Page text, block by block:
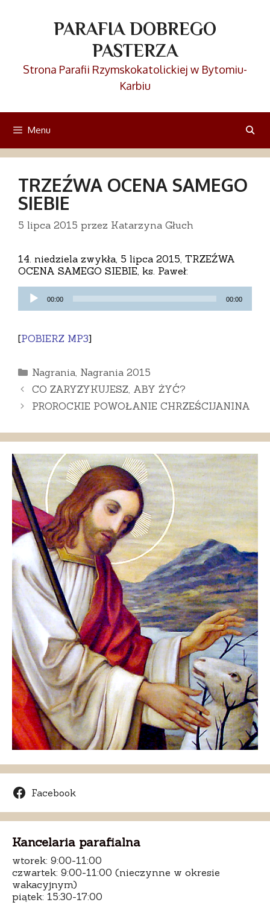
PARAFIA DOBREGO
PASTERZA
Strona Parafii Rzymskokatolickiej w Bytomiu-
Karbiu
Menu
TRZEŹWA OCENA SAMEGO
SIEBIE
5 lipca 2015 przez Katarzyna Głuch
14. niedziela zwykła, 5 lipca 2015, TRZEŹWA
OCENA SAMEGO SIEBIE, ks. Paweł:
Odtwarzacz
plików00:00 00:00
[POBIERZ MP3]
Kategorie
Nagrania, Nagrania 2015
CO ZARYZYKUJESZ, ABY ŻYĆ?
PROROCKIE POWOŁANIE CHRZEŚCIJANINA
Facebook
Kancelaria parafialna
wtorek: 9:00-11:00
czwartek: 9:00-11:00 (nieczynne w okresie
wakacyjnym)
piątek: 15:30-17:00